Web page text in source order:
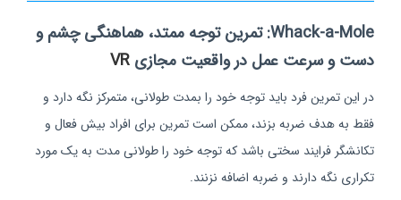
Whack-a-Mole: تمرین توجه ممتد، هماهنگی چشم و
دست و سرعت عمل در واقعیت مجازی VR
در این تمرین فرد باید توجه خود را بمدت طولانی، متمرکز نگه دارد و
فقط به هدف ضربه بزند، ممکن است تمرین برای افراد بیش فعال و
تکانشگر فرایند سختی باشد که توجه خود را طولانی مدت به یک مورد
تکراری نگه دارند و ضربه اضافه نزنند.